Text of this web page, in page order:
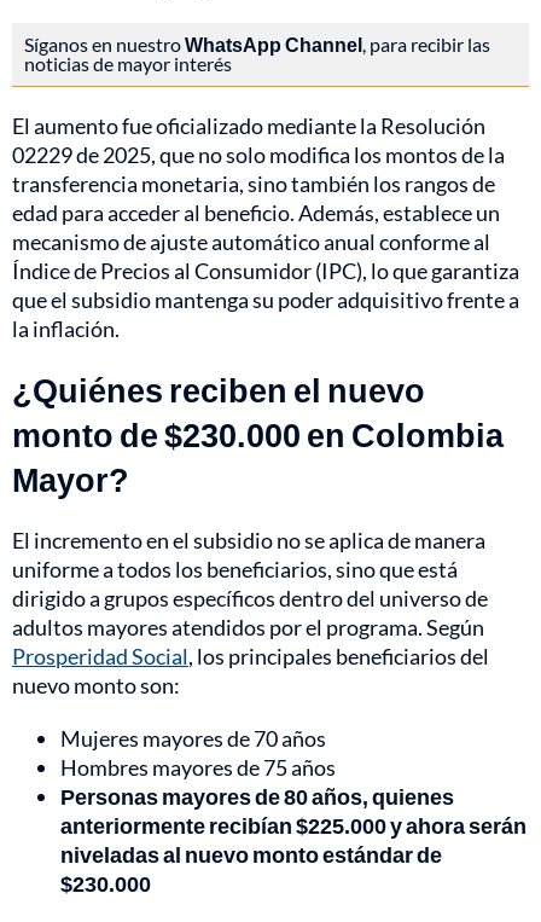
Síganos en nuestroWhatsApp Channel, para recibir las
noticias de mayor interés
El aumento fue oficializado mediante la Resolución
02229 de 2025, que no solo modifica los montos de la
transferencia monetaria, sino también los rangos de
edad para acceder al beneficio. Además, establece un
mecanismo de ajuste automático anual conforme al
Índice de Precios al Consumidor (IPC), lo que garantiza
que el subsidio mantenga su poder adquisitivo frente a
la inflación.
¿Quiénes reciben el nuevo
monto de $230.000 en Colombia
Mayor?
El incremento en el subsidio no se aplica de manera
uniforme a todos los beneficiarios, sino que está
dirigido a grupos específicos dentro del universo de
adultos mayores atendidos por el programa. Según
Prosperidad Social, los principales beneficiarios del
nuevo monto son:
Mujeres mayores de 70 años
Hombres mayores de 75 años
Personas mayores de 80 años, quienes
anteriormente recibían $225.000 y ahora serán
niveladas al nuevo monto estándar de
$230.000